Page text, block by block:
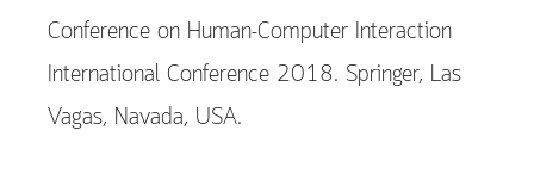
Conference on Human-Computer Interaction
International Conference 2018. Springer, Las
Vagas, Navada, USA.